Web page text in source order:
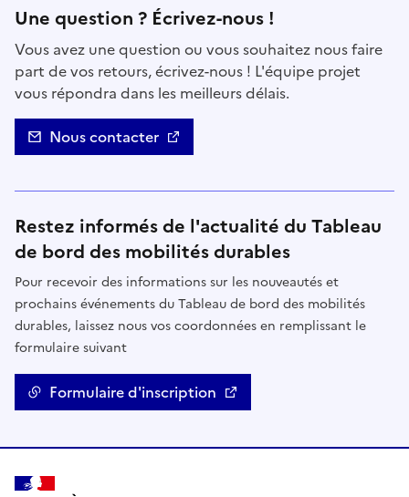
Contact
Une question ? Écrivez-nous !
Vous avez une question ou vous souhaitez nous faire
part de vos retours, écrivez-nous ! L'équipe projet
vous répondra dans les meilleurs délais.
Nous contacter
Restez informés de l'actualité du Tableau
de bord des mobilités durables
Pour recevoir des informations sur les nouveautés et
prochains événements du Tableau de bord des mobilités
durables, laissez nous vos coordonnées en remplissant le
formulaire suivant
Formulaire d'inscription